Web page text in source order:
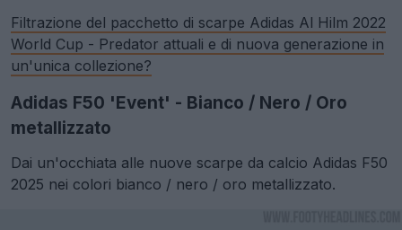
Filtrazione del pacchetto di scarpe Adidas Al Hilm 2022
World Cup - Predator attuali e di nuova generazione in
un'unica collezione?
Adidas F50 'Event' - Bianco / Nero / Oro
metallizzato
Dai un'occhiata alle nuove scarpe da calcio Adidas F50
2025 nei colori bianco / nero / oro metallizzato.